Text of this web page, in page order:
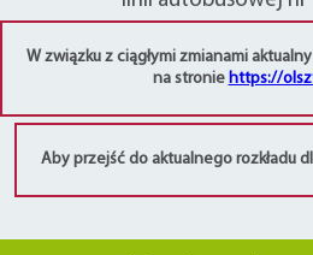
W związku z ciągłymi zmianami
na stronie https://
Aby przejść do aktualnego rozkładu